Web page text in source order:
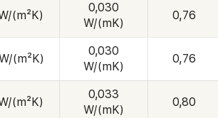
(m²K)
0,030
W/(mK)
0,76
(m²K)
0,030
W/(mK)
0,76
(m²K)
0,033
W/(mK)
0,80